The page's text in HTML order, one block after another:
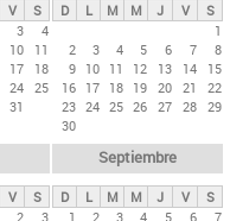
V
S
3
4
10
11
17
18
24 25
31
D L M M J V
S
1
2
3 4 5 6 7
8
9 10 11 12 13 14
15
16 17 18 19 20 21
22
23 24 25 26 27 28 29
30
V
S
2 3
Septiembre
D L M M J V
S
1
2 3 4 5 6 7